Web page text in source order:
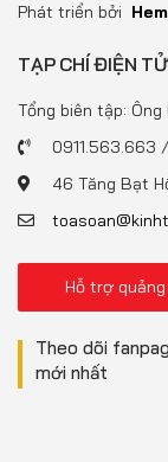
Phát triển bởi
TẠP CHÍ ĐIỆN
Tổng biên tập: Ông
0911.563.663
46 Tăng Bạt
Hỗ trợ
Theo dõi
mới nhất